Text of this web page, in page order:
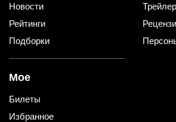
Новости
Рейтинги
Подборки
Мое
Билеты
Избранное